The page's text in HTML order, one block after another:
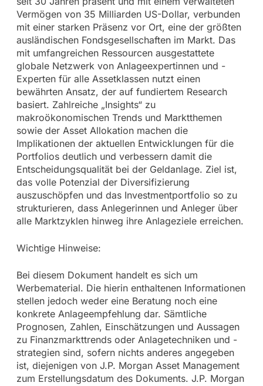
Vermögen von 35 Milliarden US-Dollar, verbunden
mit einer starken Präsenz vor Ort, eine der größten
ausländischen Fondsgesellschaften im Markt. Das
mit umfangreichen Ressourcen ausgestattete
globale Netzwerk von Anlageexpertinnen und -
Experten für alle Assetklassen nutzt einen
bewährten Ansatz, der auf fundiertem Research
basiert. Zahlreiche „Insights“ zu
makroökonomischen Trends und Marktthemen
sowie der Asset Allokation machen die
Implikationen der aktuellen Entwicklungen für die
Portfolios deutlich und verbessern damit die
Entscheidungsqualität bei der Geldanlage. Ziel ist,
das volle Potenzial der Diversifizierung
auszuschöpfen und das Investmentportfolio so zu
strukturieren, dass Anlegerinnen und Anleger über
alle Marktzyklen hinweg ihre Anlageziele erreichen.
Wichtige Hinweise:
Bei diesem Dokument handelt es sich um
Werbematerial. Die hierin enthaltenen Informationen
stellen jedoch weder eine Beratung noch eine
konkrete Anlageempfehlung dar. Sämtliche
Prognosen, Zahlen, Einschätzungen und Aussagen
zu Finanzmarkttrends oder Anlagetechniken und -
strategien sind, sofern nichts anderes angegeben
ist, diejenigen von J.P. Morgan Asset Management
zum Erstellungsdatum des Dokuments. J.P. Morgan